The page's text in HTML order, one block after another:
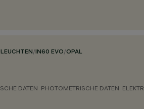
/IN60 EVO/OPAL
DATEN PHOTOMETRISCHE DATEN